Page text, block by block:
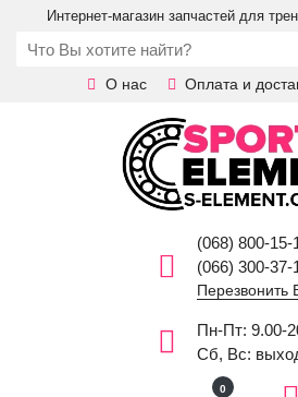
Интернет-магазин запчастей для
О нас Оплата и
(068) 800-15-
(066) 300-37-
Перезвонить
Пн-Пт: 9.00-
Сб, Вс:
0